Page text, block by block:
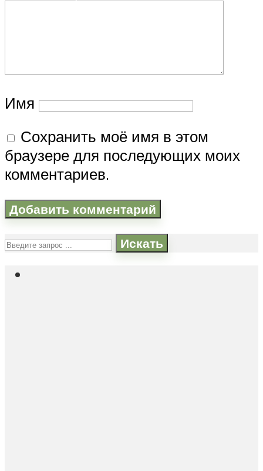
Имя
Сохранить моё имя в этом
браузере для последующих моих
комментариев.
Искать